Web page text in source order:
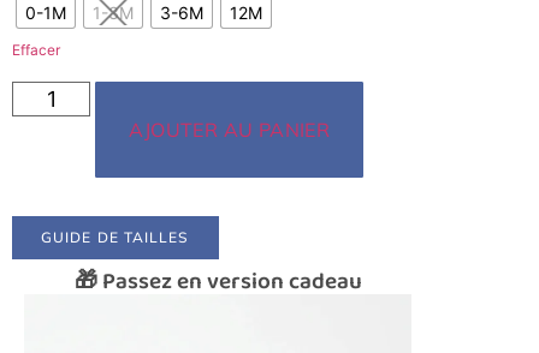
0-1M 1-3M 3-6M 12M
Effacer
AJOUTER AU PANIER
GUIDE DE TAILLES
🎁 Passez en version cadeau